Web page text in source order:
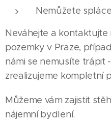
Nemůžete
Neváhejte a
pozemky v Praze,
námi se nemusíte trápit
zrealizujeme kompletní
Můžeme vám zajistit
nájemní bydlení.